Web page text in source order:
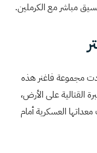
مباشر مع الكرملين.
مجموعة فاغنر هذه
القتالية على الأرض،
العسكرية أمام